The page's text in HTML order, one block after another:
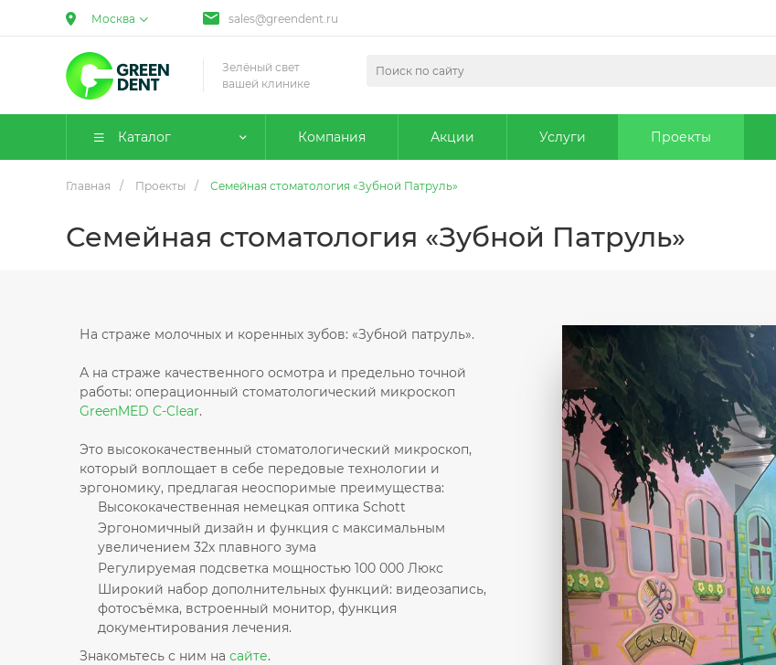
Москва sales@greendent.ru
Зелёный свет
вашей клинике
Каталог Компания Акции Услуги Проекты
Главная / Проекты / Семейная стоматология «Зубной Патруль»
Семейная стоматология «Зубной Патруль»
На страже молочных и коренных зубов: «Зубной патруль».
А на страже качественного осмотра и предельно точной
работы: операционный стоматологический микроскоп
GreenMED C-Clear.
Это высококачественный стоматологический микроскоп,
который воплощает в себе передовые технологии и
эргономику, предлагая неоспоримые преимущества:
Высококачественная немецкая оптика Schott
Эргономичный дизайн и функция с максимальным
увеличением 32х плавного зума
Регулируемая подсветка мощностью 100 000 Люкс
Широкий набор дополнительных функций: видеозапись,
фотосъёмка, встроенный монитор, функция
документирования лечения.
Знакомьтесь с ним на сайте.